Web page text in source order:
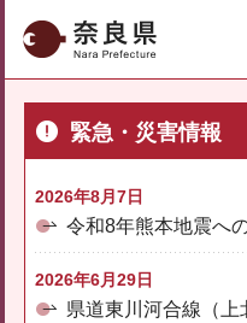
奈良県
緊急・災害情報
2026年8月7日
令和8年熊本地震へ
2026年6月29日
県道東川河合線（